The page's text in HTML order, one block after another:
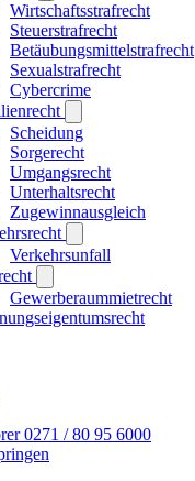
Wirtschaftsstrafrecht
Steuerstrafrecht
Betäubungsmittelstrafrecht
Sexualstrafrecht
Cybercrime
Scheidung
Sorgerecht
Umgangsrecht
Unterhaltsrecht
Zugewinnausgleich
Verkehrsunfall
Gewerberaummietrecht
0271 / 80 95 6000